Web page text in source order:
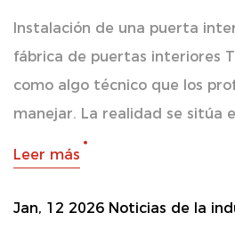
Instalación de una puerta
fábrica de puertas interiores
como algo técnico que los
manejar. La realidad se sitúa
Leer más
Jan, 12 2026 Noticias de la